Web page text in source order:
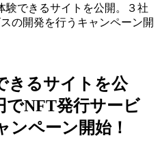
験できるサイトを公開。３社
の開発を行うキャンペーン開
きるサイトを公
でNFT発行サービ
ンペーン開始！